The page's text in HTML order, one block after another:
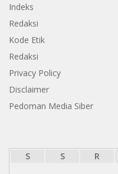
Indeks
Redaksi
Kode Etik
Redaksi
Privacy Policy
Disclaimer
Pedoman Media Siber
S
S R